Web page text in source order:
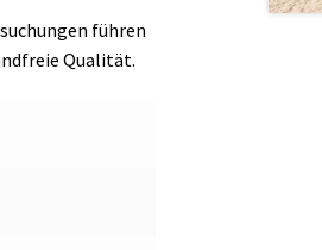
führen
Qualität.